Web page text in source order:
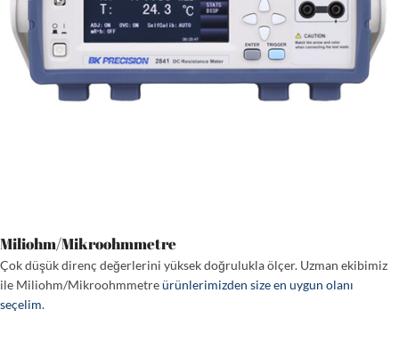
Miliohm/Mikroohmmetre
Çok düşük direnç değerlerini yüksek doğrulukla ölçer. Uzman ekibimiz
ile Miliohm/Mikroohmmetreürünlerimizden size en uygun olanı
seçelim.